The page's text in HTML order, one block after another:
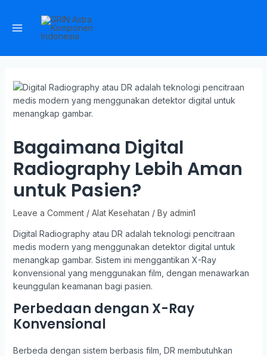
Bagaimana Digital
Radiography Lebih Aman
untuk Pasien?
Leave a Comment / Alat Kesehatan / By admin1
Digital Radiography atau DR adalah teknologi pencitraan
medis modern yang menggunakan detektor digital untuk
menangkap gambar. Sistem ini menggantikan X-Ray
konvensional yang menggunakan film, dengan menawarkan
keunggulan keamanan bagi pasien.
Perbedaan dengan X-Ray
Konvensional
Berbeda dengan sistem berbasis film, DR membutuhkan